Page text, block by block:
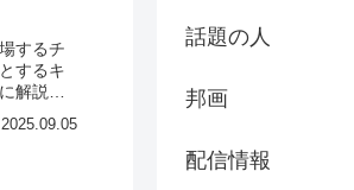
するチ
するキ
解説。
まで、
2025.09.05
話題の人
邦画
配信情報